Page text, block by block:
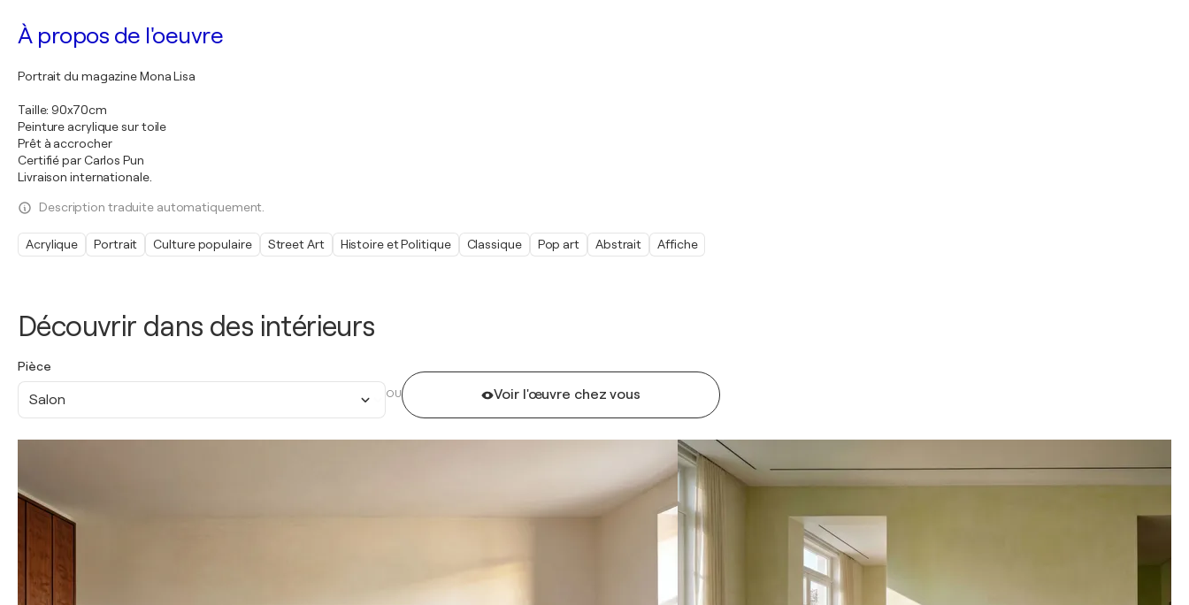
Découvrir dans des intérieurs
Pièce
Salon OU Voir l'œuvre chez vous
À propos de l'oeuvre
Portrait du magazine Mona Lisa
Taille: 90x70cm
Peinture acrylique sur toile
Prêt à accrocher
Certifié par Carlos Pun
Livraison internationale.
Description traduite automatiquement.
Acrylique Portrait Culture populaire Street Art Histoire et Politique Classique Pop art Abstrait Affiche